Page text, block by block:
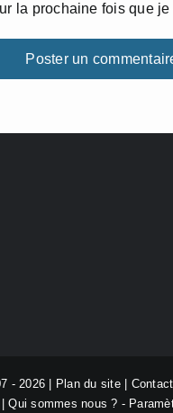
la prochaine fois que je
- 2026 | Plan du site| Contact
|Qui sommes nous ? -